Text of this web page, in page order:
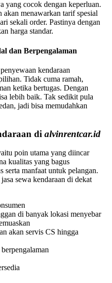
yang cocok dengan keperluan.
akan menawarkan tarif spesial
sekali order. Pastinya dengan
harga standar.
dan Berpengalaman
kendaraan
Tidak cuma ramah,
ketika bertugas. Dengan
lebih baik. Tak sedikit pula
jadi bisa memudahkan
di alvinrentcar.id
poin utama yang diincar
kualitas yang bagus
serta manfaat untuk pelangan.
sewa kendaraan di dekat
di banyak lokasi menyebar
akan servis CS hingga